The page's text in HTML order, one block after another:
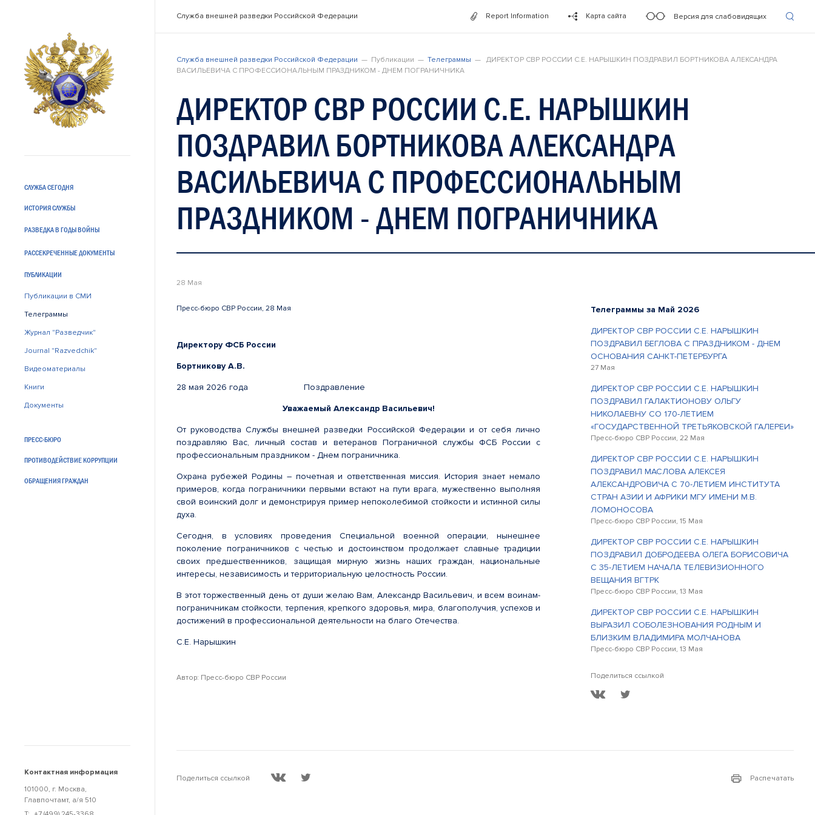
СЛУЖБА СЕГОДНЯ
ИСТОРИЯ СЛУЖБЫ
РАЗВЕДКА В ГОДЫ ВОЙНЫ
РАССЕКРЕЧЕННЫЕ ДОКУМЕНТЫ
ПУБЛИКАЦИИ
Публикации в СМИ
Телеграммы
Журнал "Разведчик"
Journal "Razvedchik"
Видеоматериалы
Книги
Документы
ПРЕСС-БЮРО
ПРОТИВОДЕЙСТВИЕ КОРРУПЦИИ
ОБРАЩЕНИЯ ГРАЖДАН
Контактная информация
101000, г. Москва,
Главпочтамт, а/я 510
Служба внешней разведки Российской Федерации Report Information Карта сайта Версия для слабовидящих
Служба внешней разведки Российской Федерации Публикации Телеграммы
ДИРЕКТОР СВР РОССИИ С.Е. НАРЫШКИН ПОЗДРАВИЛ БОРТНИКОВА АЛЕКСАНДРА
ВАСИЛЬЕВИЧА С ПРОФЕССИОНАЛЬНЫМ ПРАЗДНИКОМ - ДНЕМ ПОГРАНИЧНИКА
ДИРЕКТОР СВР РОССИИ С.Е. НАРЫШКИН
ПОЗДРАВИЛ БОРТНИКОВА АЛЕКСАНДРА
ВАСИЛЬЕВИЧА С ПРОФЕССИОНАЛЬНЫМ
ПРАЗДНИКОМ - ДНЕМ ПОГРАНИЧНИКА
28 Мая
Пресс-бюро СВР России, 28 Мая
Директору ФСБ России
Бортникову А.В.
28 мая 2026 года Поздравление
Уважаемый Александр Васильевич!
От руководства Службы внешней разведки Российской Федерации и от себя лично
поздравляю Вас, личный состав и ветеранов Пограничной службы ФСБ России с
профессиональным праздником - Днем пограничника.
Охрана рубежей Родины – почетная и ответственная миссия. История знает немало
примеров, когда пограничники первыми встают на пути врага, мужественно выполняя
свой воинский долг и демонстрируя пример непоколебимой стойкости и истинной силы
духа.
Сегодня, в условиях проведения Специальной военной операции, нынешнее
поколение пограничников с честью и достоинством продолжает славные традиции
своих предшественников, защищая мирную жизнь наших граждан, национальные
интересы, независимость и территориальную целостность России.
В этот торжественный день от души желаю Вам, Александр Васильевич, и всем воинам-
пограничникам стойкости, терпения, крепкого здоровья, мира, благополучия, успехов и
достижений в профессиональной деятельности на благо Отечества.
С.Е. Нарышкин
Автор: Пресс-бюро СВР России
Телеграммы за Май 2026
ДИРЕКТОР СВР РОССИИ С.Е. НАРЫШКИН
ПОЗДРАВИЛ БЕГЛОВА С ПРАЗДНИКОМ - ДНЕМ
ОСНОВАНИЯ САНКТ-ПЕТЕРБУРГА
27 Мая
ДИРЕКТОР СВР РОССИИ С.Е. НАРЫШКИН
ПОЗДРАВИЛ ГАЛАКТИОНОВУ ОЛЬГУ
НИКОЛАЕВНУ СО 170-ЛЕТИЕМ
«ГОСУДАРСТВЕННОЙ ТРЕТЬЯКОВСКОЙ ГАЛЕРЕИ»
Пресс-бюро СВР России, 22 Мая
ДИРЕКТОР СВР РОССИИ С.Е. НАРЫШКИН
ПОЗДРАВИЛ МАСЛОВА АЛЕКСЕЯ
АЛЕКСАНДРОВИЧА С 70-ЛЕТИЕМ ИНСТИТУТА
СТРАН АЗИИ И АФРИКИ МГУ ИМЕНИ М.В.
ЛОМОНОСОВА
Пресс-бюро СВР России, 15 Мая
ДИРЕКТОР СВР РОССИИ С.Е. НАРЫШКИН
ПОЗДРАВИЛ ДОБРОДЕЕВА ОЛЕГА БОРИСОВИЧА
С 35-ЛЕТИЕМ НАЧАЛА ТЕЛЕВИЗИОННОГО
ВЕЩАНИЯ ВГТРК
Пресс-бюро СВР России, 13 Мая
ДИРЕКТОР СВР РОССИИ С.Е. НАРЫШКИН
ВЫРАЗИЛ СОБОЛЕЗНОВАНИЯ РОДНЫМ И
БЛИЗКИМ ВЛАДИМИРА МОЛЧАНОВА
Пресс-бюро СВР России, 13 Мая
Поделиться ссылкой
Поделиться ссылкой Распечатать